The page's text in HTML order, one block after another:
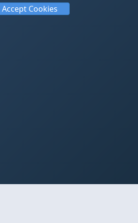
Accept Cookies